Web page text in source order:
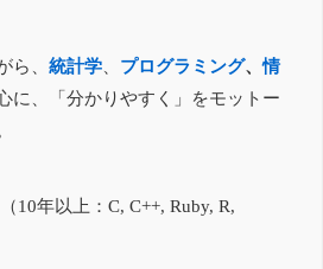
ら、統計学 プログラミング、情
に、「分かりやすく」をモットー
10年以上：C, C++, Ruby, R,